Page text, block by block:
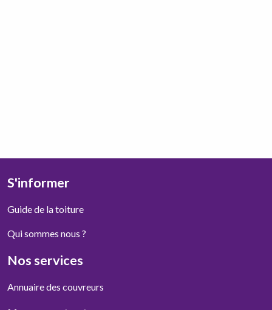
S'informer
Guide de la toiture
Qui sommes nous ?
Nos services
Annuaire des couvreurs